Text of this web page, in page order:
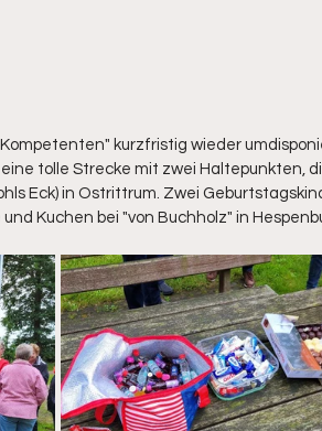
kurzfristig wieder
tolle Strecke mit zwei Haltepunkten,
Eck) in Ostrittrum. Zwei
Kuchen bei "von Buchholz" in